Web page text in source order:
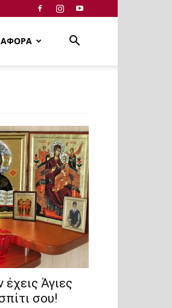
έχεις Άγιες
σου!